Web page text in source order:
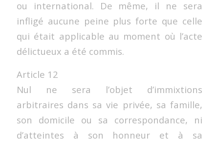
ou international. De même, il ne sera
infligé aucune peine plus forte que celle
qui était applicable au moment où l’acte
délictueux a été commis.
Article 12
Nul ne sera l’objet d’immixtions
arbitraires dans sa vie privée, sa famille,
son domicile ou sa correspondance, ni
d’atteintes à son honneur et à sa